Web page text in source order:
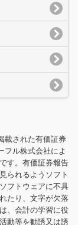
載された有価証券
フル株式会社によ
す。有価証券報告
られるようソフト
フトウェアに不具
たり、文字が欠落
、会計の学習に役
動等を勧誘又は誘